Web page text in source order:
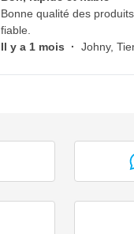
Bonne qualité des
fiable.
Il y a 1 mois · Johny,